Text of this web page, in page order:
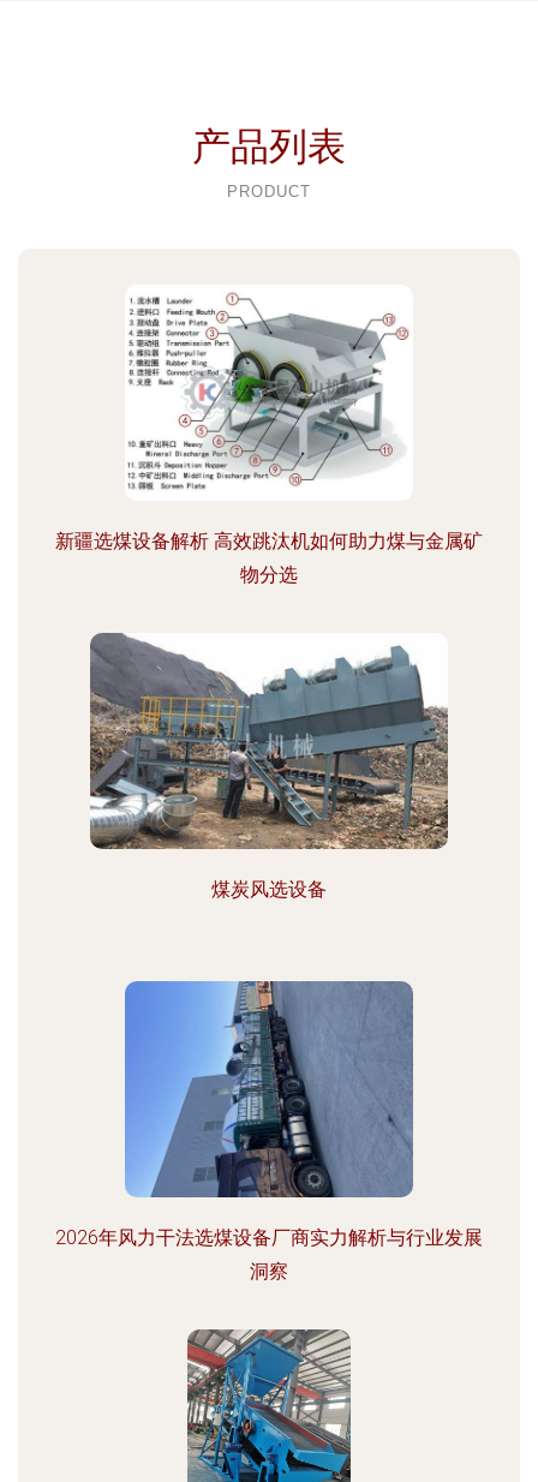
产品列表
PRODUCT
新疆选煤设备解析 高效跳汰机如何助力煤与金属矿
物分选
煤炭风选设备
2026年风力干法选煤设备厂商实力解析与行业发展
洞察